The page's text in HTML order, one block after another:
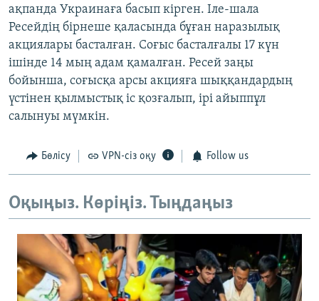
ақпанда Украинаға басып кірген. Іле-шала
Ресейдің бірнеше қаласында бұған наразылық
акциялары басталған. Соғыс басталғалы 17 күн
ішінде 14 мың адам қамалған. Ресей заңы
бойынша, соғысқа арсы акцияға шыққандардың
үстінен қылмыстық іс қозғалып, ірі айыппұл
салынуы мүмкін.
Бөлісу VPN-сіз оқу Follow us
Оқыңыз. Көріңіз. Тыңдаңыз